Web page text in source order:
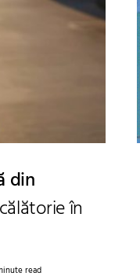
din
în
read